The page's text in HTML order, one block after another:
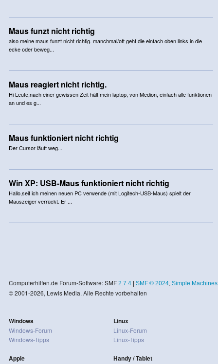
Maus funzt nicht richtig
also meine maus funzt nicht richtig. manchmal/oft geht die einfach oben links in die
ecke oder beweg...
Maus reagiert nicht richtig.
Hi Leute,nach einer gewissen Zeit hält mein laptop, von Medion, einfach alle funktionen
an und es g...
Maus funktioniert nicht richtig
Der Cursor läuft weg...
Win XP: USB-Maus funktioniert nicht richtig
Hallo,seit ich meinen neuen PC verwende (mit Logitech-USB-Maus) spielt der
Mauszeiger verrückt. Er ...
Computerhilfen.de Forum-Software: SMF 2.7.4| SMF © 2024, Simple Machines
© 2001-2026, Lewis Media. Alle Rechte vorbehalten
Windows
Windows-Forum
Windows-Tipps
Apple
Linux
Linux-Forum
Linux-Tipps
Handy / Tablet